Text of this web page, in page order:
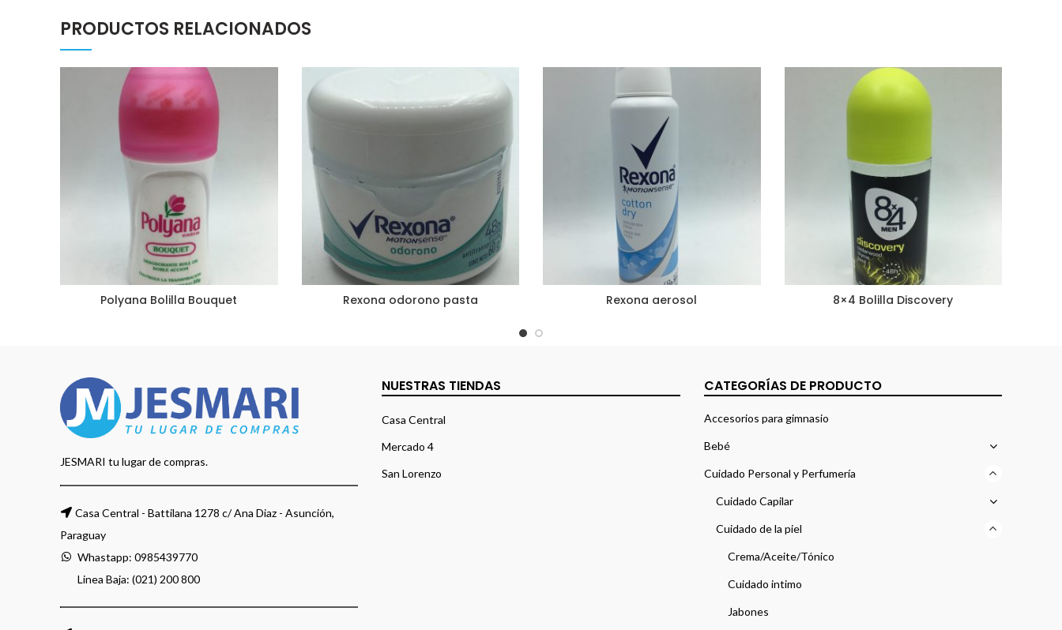
PRODUCTOS RELACIONADOS
Polyana Bolilla Bouquet Rexona odorono pasta Rexona aerosol 8×4 Bolilla Discovery
JESMARI tu lugar de compras.
Casa Central - Battilana 1278 c/ Ana Diaz - Asunción,
Paraguay
Whastapp: 0985439770
Linea Baja: (021) 200 800
NUESTRAS TIENDAS
Casa Central
Mercado 4
San Lorenzo
CATEGORÍAS DE PRODUCTO
Accesorios para gimnasio
Bebé
Cuidado Personal y Perfumería
Cuidado Capilar
Cuidado de la piel
Crema/Aceite/Tónico
Cuidado intimo
Jabones